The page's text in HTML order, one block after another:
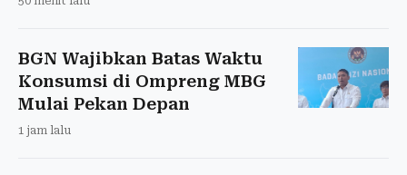
BGN Wajibkan Batas Waktu
Konsumsi di Ompreng MBG
Mulai Pekan Depan
1 jam lalu